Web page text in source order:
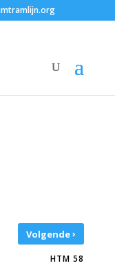
Volgende›
HTM 58